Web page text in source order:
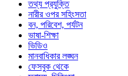
তথ্য প্রযুক্তি
নারীর ওপর সহিংসতা
বন, পরিবেশ, পর্যটন
ভাষা-শিক্ষা
ভিডিও
মানবাধিকার লঙ্ঘন
ফেসবুক থেকে